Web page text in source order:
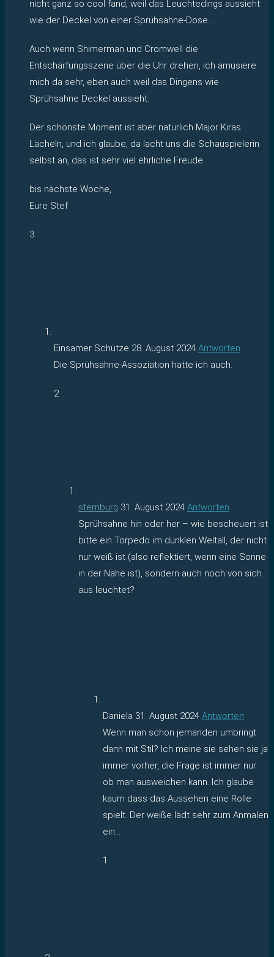
nicht ganz so cool fand, weil das Leuchtedings aussieht
wie der Deckel von einer Sprühsahne-Dose…
Auch wenn Shimerman und Cromwell die
Entschärfungsszene über die Uhr drehen, ich amüsiere
mich da sehr, eben auch weil das Dingens wie
Sprühsahne Deckel aussieht.
Der schönste Moment ist aber natürlich Major Kiras
Lächeln, und ich glaube, da lacht uns die Schauspielerin
selbst an, das ist sehr viel ehrliche Freude.
bis nächste Woche,
Eure Stef
3
Einsamer Schütze 28. August 2024 Antworten
Die Sprühsahne-Assoziation hatte ich auch.
2
sternburg 31. August 2024 Antworten
Sprühsahne hin oder her – wie bescheuert ist
bitte ein Torpedo im dunklen Weltall, der nicht
nur weiß ist (also reflektiert, wenn eine Sonne
in der Nähe ist), sondern auch noch von sich
aus leuchtet?
Daniela 31. August 2024 Antworten
Wenn man schon jemanden umbringt
dann mit Stil? Ich meine sie sehen sie ja
immer vorher, die Frage ist immer nur
ob man ausweichen kann. Ich glaube
kaum dass das Aussehen eine Rolle
spielt. Der weiße lädt sehr zum Anmalen
ein…
1